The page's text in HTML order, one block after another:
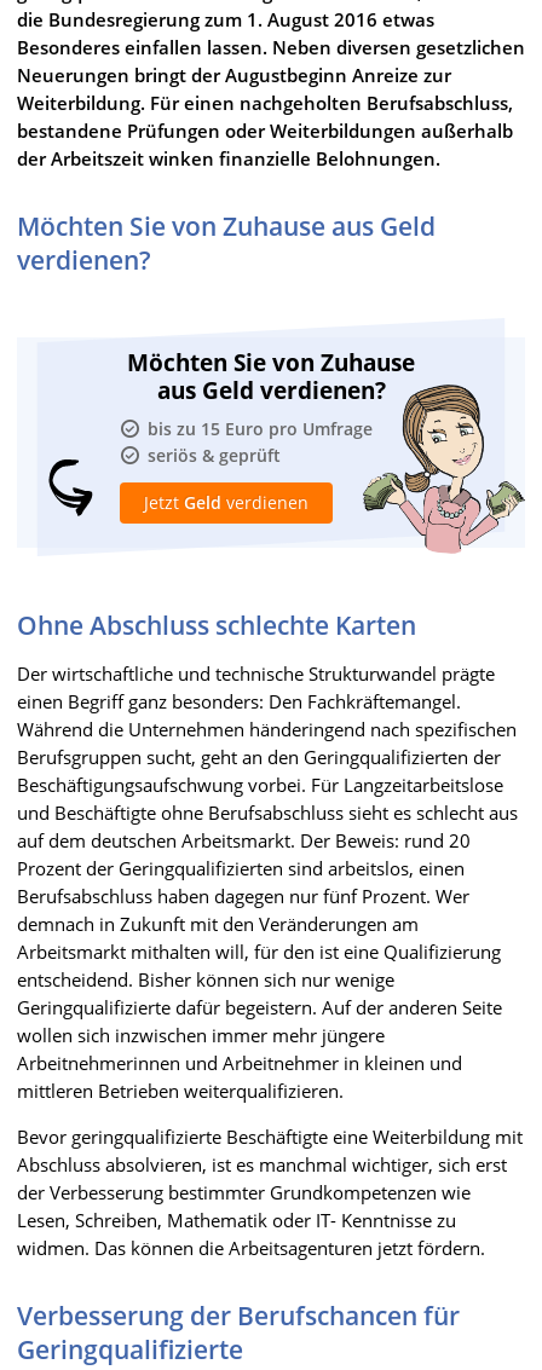
die Bundesregierung zum 1. August 2016 etwas
Besonderes einfallen lassen. Neben diversen gesetzlichen
Neuerungen bringt der Augustbeginn Anreize zur
Weiterbildung. Für einen nachgeholten Berufsabschluss,
bestandene Prüfungen oder Weiterbildungen außerhalb
der Arbeitszeit winken finanzielle Belohnungen.
Möchten Sie von Zuhause aus Geld
verdienen?
Möchten Sie von Zuhause
aus Geld verdienen?
bis zu 15 Euro pro Umfrage
seriös & geprüft
Jetzt Geld verdienen
Ohne Abschluss schlechte Karten
Der wirtschaftliche und technische Strukturwandel prägte
einen Begriff ganz besonders: Den Fachkräftemangel.
Während die Unternehmen händeringend nach spezifischen
Berufsgruppen sucht, geht an den Geringqualifizierten der
Beschäftigungsaufschwung vorbei. Für Langzeitarbeitslose
und Beschäftigte ohne Berufsabschluss sieht es schlecht aus
auf dem deutschen Arbeitsmarkt. Der Beweis: rund 20
Prozent der Geringqualifizierten sind arbeitslos, einen
Berufsabschluss haben dagegen nur fünf Prozent. Wer
demnach in Zukunft mit den Veränderungen am
Arbeitsmarkt mithalten will, für den ist eine Qualifizierung
entscheidend. Bisher können sich nur wenige
Geringqualifizierte dafür begeistern. Auf der anderen Seite
wollen sich inzwischen immer mehr jüngere
Arbeitnehmerinnen und Arbeitnehmer in kleinen und
mittleren Betrieben weiterqualifizieren.
Bevor geringqualifizierte Beschäftigte eine Weiterbildung mit
Abschluss absolvieren, ist es manchmal wichtiger, sich erst
der Verbesserung bestimmter Grundkompetenzen wie
Lesen, Schreiben, Mathematik oder IT- Kenntnisse zu
widmen. Das können die Arbeitsagenturen jetzt fördern.
Verbesserung der Berufschancen für
Geringqualifizierte